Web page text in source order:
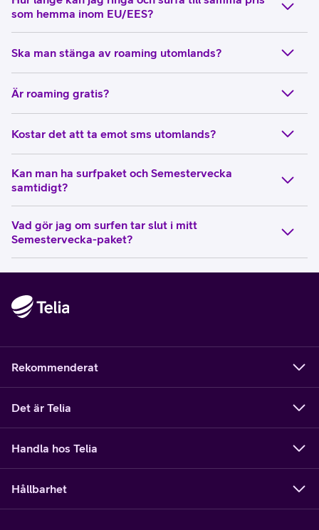
som hemma inom EU/EES?
Ska man stänga av roaming utomlands?
Är roaming gratis?
Kostar det att ta emot sms utomlands?
Kan man ha surfpaket och Semestervecka
samtidigt?
Vad gör jag om surfen tar slut i mitt
Semestervecka-paket?
Rekommenderat
Det är Telia
Handla hos Telia
Hållbarhet